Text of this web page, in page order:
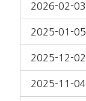
2026-02-03
2025-01-05
2025-12-02
2025-11-04